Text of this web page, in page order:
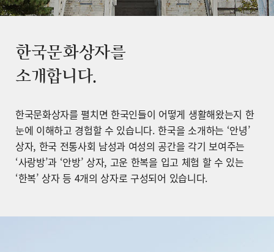
한국문화상자를
소개합니다.
한국문화상자를 펼치면 한국인들이 어떻게 생활해왔는지 한
눈에 이해하고 경험할 수 있습니다. 한국을 소개하는 ‘안녕’
상자, 한국 전통사회 남성과 여성의 공간을 각기 보여주는
‘사랑방’과 ‘안방’ 상자, 고운 한복을 입고 체험 할 수 있는
‘한복’ 상자 등 4개의 상자로 구성되어 있습니다.